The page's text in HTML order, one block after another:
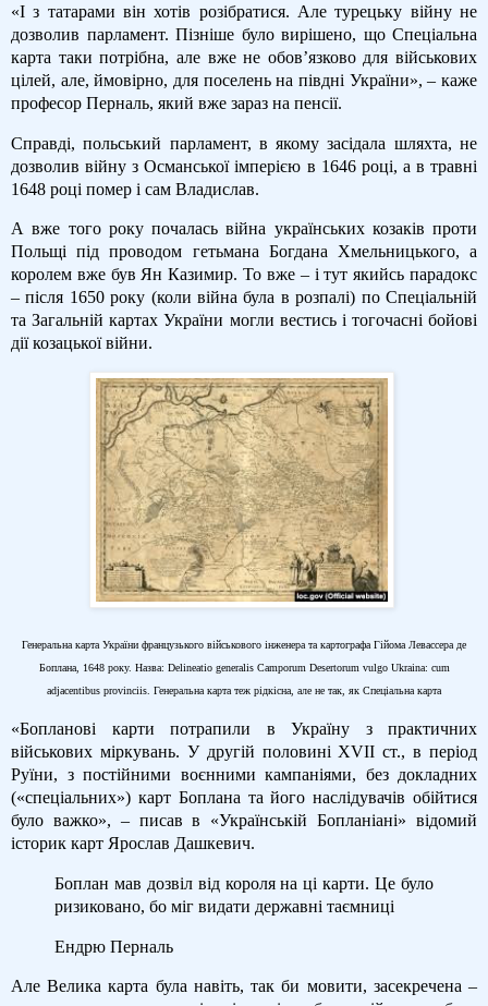
«І з татарами він хотів розібратися. Але турецьку війну не
дозволив парламент. Пізніше було вирішено, що Спеціальна
карта таки потрібна, але вже не обов’язково для військових
цілей, але, ймовірно, для поселень на півдні України», – каже
професор Перналь, який вже зараз на пенсії.
Справді, польський парламент, в якому засідала шляхта, не
дозволив війну з Османської імперією в 1646 році, а в травні
1648 році помер і сам Владислав.
А вже того року почалась війна українських козаків проти
Польщі під проводом гетьмана Богдана Хмельницького, а
королем вже був Ян Казимир. То вже – і тут якийсь парадокс
– після 1650 року (коли війна була в розпалі) по Спеціальній
та Загальній картах України могли вестись і тогочасні бойові
дії козацької війни.
Генеральна карта України французького військового інженера та картографа Гійома Левассера де
Боплана, 1648 року. Назва: Delineatio generalis Camporum Desertorum vulgo Ukraina: cum
adjacentibus provinciis. Генеральна карта теж рідкісна, але не так, як Спеціальна карта
«Бопланові карти потрапили в Україну з практичних
військових міркувань. У другій половині XVII ст., в період
Руїни, з постійними воєнними кампаніями, без докладних
(«спеціальних») карт Боплана та його наслідувачів обійтися
було важко», – писав в «Українській Бопланіані» відомий
історик карт Ярослав Дашкевич.
Боплан мав дозвіл від короля на ці карти. Це було
ризиковано, бо міг видати державні таємниці
Ендрю Перналь
Але Велика карта була навіть, так би мовити, засекречена –